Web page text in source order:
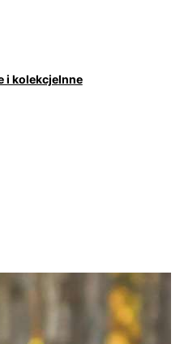
i kolekcjeInne